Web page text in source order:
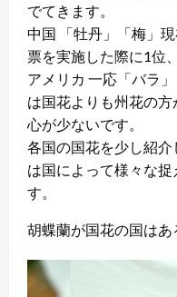
でてきます。
中国 「牡丹」「梅」
票を実施した際に1位
アメリカ 一応「バラ
は国花よりも州花の
心が少ないです。
各国の国花を少し紹
は国によって様々な
す。
胡蝶蘭が国花の国はあ